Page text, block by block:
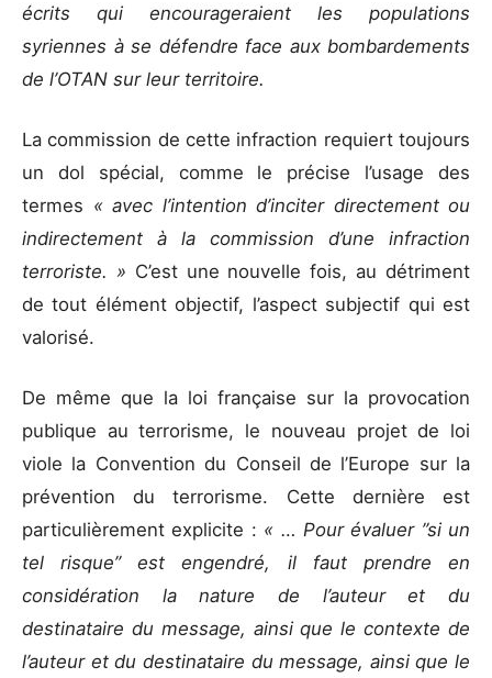
écrits qui encourageraient les populations
syriennes à se défendre face aux bombardements
de l’OTAN sur leur territoire.
La commission de cette infraction requiert toujours
un dol spécial, comme le précise l’usage des
termes « avec l’intention d’inciter directement ou
indirectement à la commission d’une infraction
terroriste. » C’est une nouvelle fois, au détriment
de tout élément objectif, l’aspect subjectif qui est
valorisé.
De même que la loi française sur la provocation
publique au terrorisme, le nouveau projet de loi
viole la Convention du Conseil de l’Europe sur la
prévention du terrorisme. Cette dernière est
particulièrement explicite : « … Pour évaluer ’’si un
tel risque’’ est engendré, il faut prendre en
considération la nature de l’auteur et du
destinataire du message, ainsi que le contexte de
l’auteur et du destinataire du message, ainsi que le